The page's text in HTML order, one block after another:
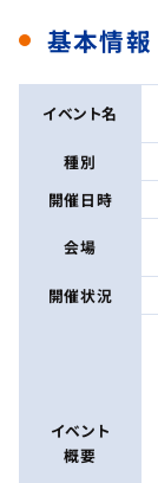
基本情報
イベント名
種別
開催日時
会場
開催状況
イベント
概要